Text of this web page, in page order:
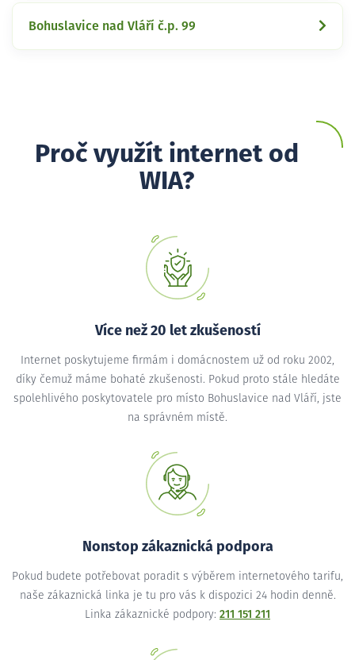
Bohuslavice nad Vláří č.p. 99
Proč využít internet od
WIA?
Více než 20 let zkušeností
Internet poskytujeme firmám i domácnostem už od roku 2002,
díky čemuž máme bohaté zkušenosti. Pokud proto stále hledáte
spolehlivého poskytovatele pro místo Bohuslavice nad Vláří, jste
na správném místě.
Nonstop zákaznická podpora
Pokud budete potřebovat poradit s výběrem internetového tarifu,
naše zákaznická linka je tu pro vás k dispozici 24 hodin denně.
Linka zákaznické podpory: 211 151 211